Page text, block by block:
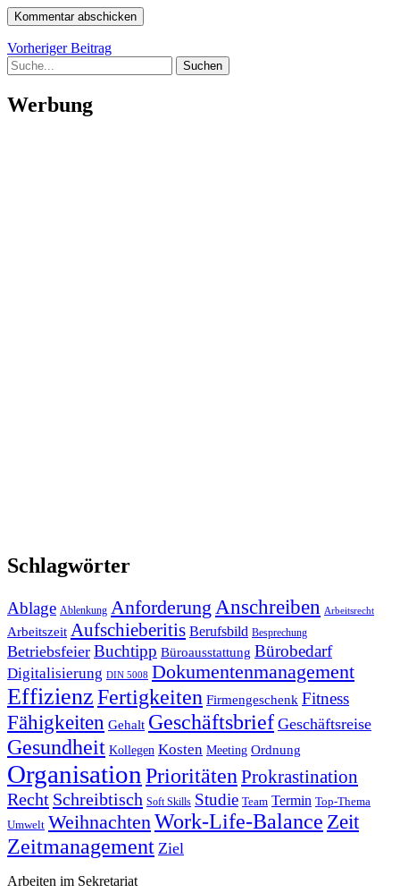
Beitragsnavigation
Vorheriger BeitragVorheriger
Suche
Werbung
Schlagwörter
Ablage Ablenkung Anforderung Anschreiben Arbeitsrecht
Arbeitszeit Aufschieberitis Berufsbild Besprechung
Betriebsfeier Buchtipp Büroausstattung Bürobedarf
Digitalisierung DIN 5008 Dokumentenmanagement
EffizienzFertigkeiten Firmengeschenk Fitness
Fähigkeiten Gehalt Geschäftsbrief Geschäftsreise
Gesundheit Kollegen Kosten Meeting Ordnung
Organisation Prioritäten Prokrastination
Recht Schreibtisch Soft Skills Studie Team Termin Top-Thema
Umwelt Weihnachten Work-Life-Balance Zeit
Zeitmanagement Ziel
Arbeiten im Sekretariat